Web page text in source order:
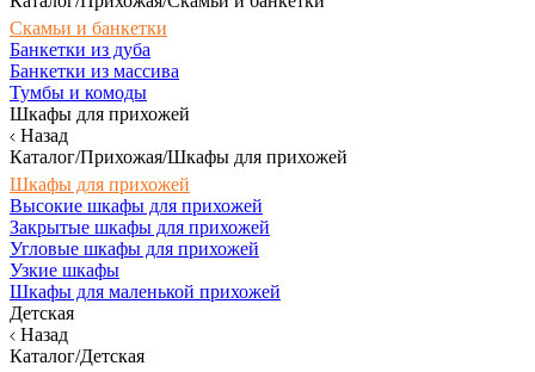
Скамьи и банкетки
Банкетки из дуба
Банкетки из массива
Тумбы и комоды
Шкафы для прихожей
Назад
Каталог/Прихожая/Шкафы для прихожей
Шкафы для прихожей
Высокие шкафы для прихожей
Закрытые шкафы для прихожей
Угловые шкафы для прихожей
Узкие шкафы
Шкафы для маленькой прихожей
Детская
Назад
Каталог/Детская